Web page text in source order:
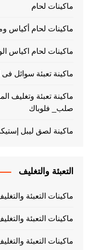
ماكينات لحام
ماكينات لحام أكياس
ماكينات لحام اكياس
ماكينة تعبئة سوائل فى
ماكينة تعبئة وتغليف
صلب_ فلوباك
ماكينة لصق ليبل
التعبئة والتغليف
ماكينات التعبئة
ماكينات التعبئة
ماكينات التعبئة